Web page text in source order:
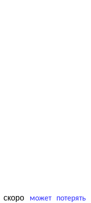
может потерять